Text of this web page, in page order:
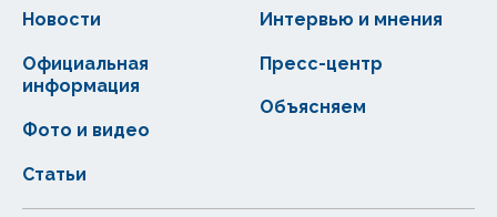
Новости
Статьи
Официальная
информация
Интервью и мнения
Фото и видео
Пресс-центр
Объясняем